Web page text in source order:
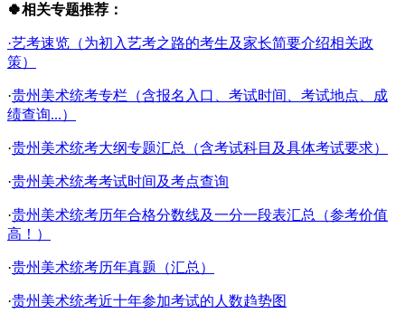
🍀相关专题推荐：
·艺考速览（为初入艺考之路的考生及家长简要介绍相关政
策）
·贵州美术统考专栏（含报名入口、考试时间、考试地点、成
绩查询...）
·贵州美术统考大纲专题汇总（含考试科目及具体考试要求）
·贵州美术统考考试时间及考点查询
·贵州美术统考历年合格分数线及一分一段表汇总（参考价值
高！）
·贵州美术统考历年真题（汇总）
·贵州美术统考近十年参加考试的人数趋势图